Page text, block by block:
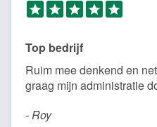
Top bedrijf
Ruim mee denkend en
graag mijn administratie
- Roy